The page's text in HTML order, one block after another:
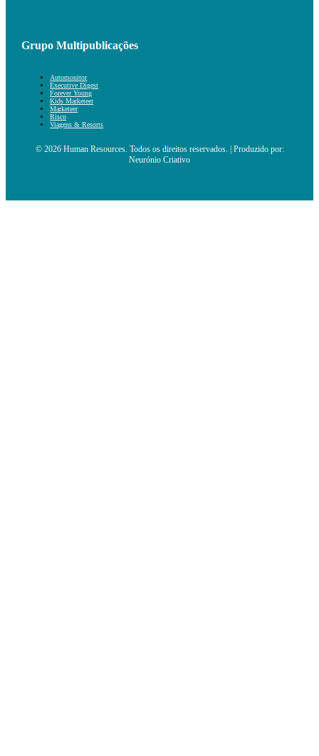
Grupo Multipublicações
Automonitor
Executive Digest
Forever Young
Kids Marketeer
Marketeer
Risco
Viagens & Resorts
© 2026 Human Resources. Todos os direitos reservados. | Produzido por:
Neurónio Criativo